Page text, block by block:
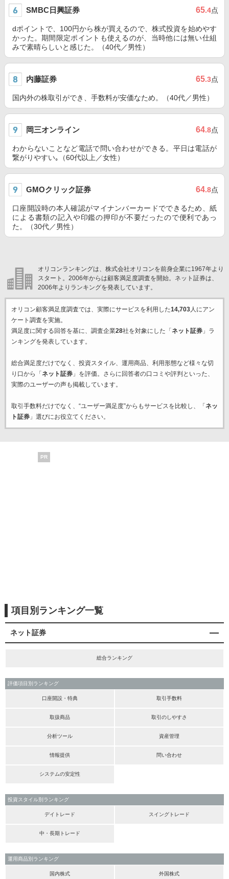
SMBC日興証券 65.4点
dポイントで、100円から株が買えるので、株式投資を始めやす
かった。期間限定ポイントも使えるのが、当時他には無い仕組
みで素晴らしいと感じた。（40代／男性）
内藤証券 65.3点
国内外の株取引ができ、手数料が安価なため。（40代／男性）
岡三オンライン 64.8点
わからないことなど電話で問い合わせができる。平日は電話が
繋がりやすい｡（60代以上／女性）
GMOクリック証券 64.8点
口座開設時の本人確認がマイナンバーカードでできるため、紙
による書類の記入や印鑑の押印が不要だったので便利であっ
た。（30代／男性）
オリコンランキングは、株式会社オリコンを前身企業に1967年より
スタート。2006年からは顧客満足度調査を開始。ネット証券は、
2006年よりランキングを発表しています。
オリコン顧客満足度調査では、実際にサービスを利用した14,703人にアン
ケート調査を実施。
満足度に関する回答を基に、調査企業28社を対象にした「 ネット証券」ラ
ンキングを発表しています。
総合満足度だけでなく、投資スタイル、運用商品、利用形態など様々な切
り口から「 ネット証券」を評価。さらに回答者の口コミや評判といった、
実際のユーザーの声も掲載しています。
取引手数料だけでなく、“ユーザー満足度”からもサービスを比較し、「 ネッ
ト証券」選びにお役立てください。
PR
項目別ランキング一覧
ネット証券
総合ランキング
評価項目別ランキング
口座開設・特典 取引手数料
取扱商品 取引のしやすさ
分析ツール 資産管理
情報提供 問い合わせ
システムの安定性
投資スタイル別ランキング
デイトレード スイングトレード
中・長期トレード
運用商品別ランキング
国内株式 外国株式